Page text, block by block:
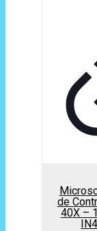
de
40X –